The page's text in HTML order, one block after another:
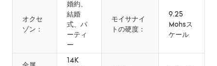
オクセ
ゾン：
婚約、
結婚
式、パ
ーティ
ー
モイサナイ
トの硬度：
9.25
Mohsス
ケール
14K